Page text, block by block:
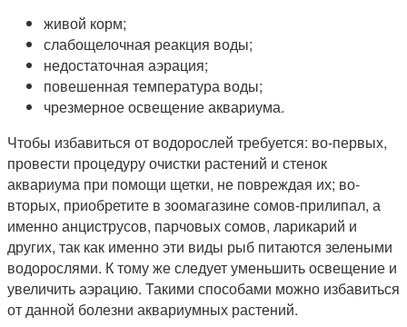
живой корм;
слабощелочная реакция воды;
недостаточная аэрация;
повешенная температура воды;
чрезмерное освещение аквариума.
Чтобы избавиться от водорослей требуется: во-первых,
провести процедуру очистки растений и стенок
аквариума при помощи щетки, не повреждая их; во-
вторых, приобретите в зоомагазине сомов-прилипал, а
именно анциструсов, парчовых сомов, ларикарий и
других, так как именно эти виды рыб питаются зелеными
водорослями. К тому же следует уменьшить освещение и
увеличить аэрацию. Такими способами можно избавиться
от данной болезни аквариумных растений.